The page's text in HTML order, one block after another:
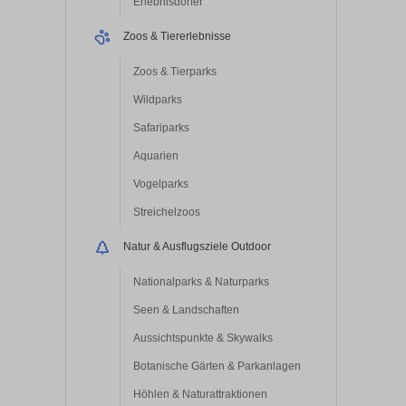
Zoos & Tiererlebnisse
Zoos & Tierparks
Wildparks
Safariparks
Aquarien
Vogelparks
Streichelzoos
Natur & Ausflugsziele Outdoor
Nationalparks & Naturparks
Seen & Landschaften
Aussichtspunkte & Skywalks
Botanische Gärten & Parkanlagen
Höhlen & Naturattraktionen